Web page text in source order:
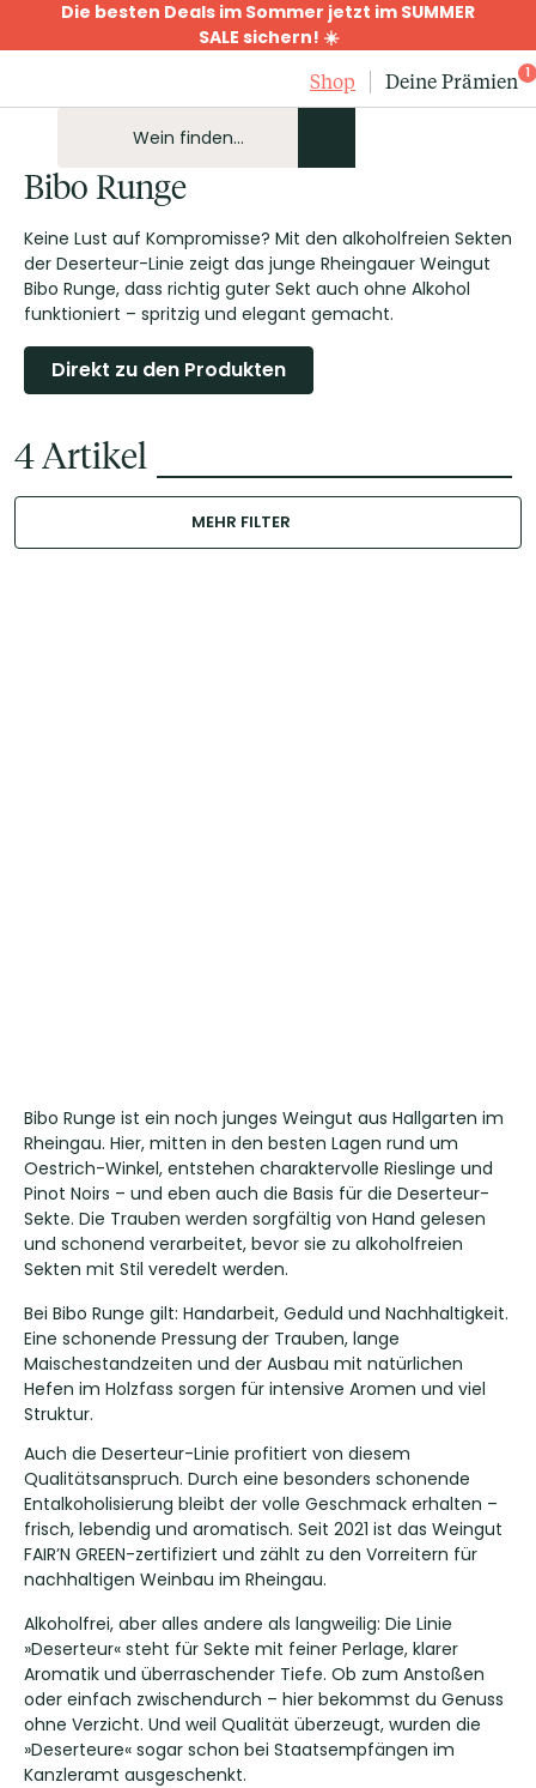
Die besten Deals im Sommer jetzt im SUMMER
SALE sichern! ☀️
Shop
Deine Prämien 1
Bibo Runge
Keine Lust auf Kompromisse? Mit den alkoholfreien Sekten
der Deserteur-Linie zeigt das junge Rheingauer Weingut
Bibo Runge, dass richtig guter Sekt auch ohne Alkohol
funktioniert – spritzig und elegant gemacht.
Direkt zu den Produkten
4Artikel
MEHR FILTER
Bibo Runge ist ein noch junges Weingut aus Hallgarten im
Rheingau. Hier, mitten in den besten Lagen rund um
Oestrich-Winkel, entstehen charaktervolle Rieslinge und
Pinot Noirs – und eben auch die Basis für die Deserteur-
Sekte. Die Trauben werden sorgfältig von Hand gelesen
und schonend verarbeitet, bevor sie zu alkoholfreien
Sekten mit Stil veredelt werden.
Bei Bibo Runge gilt: Handarbeit, Geduld und Nachhaltigkeit.
Eine schonende Pressung der Trauben, lange
Maischestandzeiten und der Ausbau mit natürlichen
Hefen im Holzfass sorgen für intensive Aromen und viel
Struktur.
Auch die Deserteur-Linie profitiert von diesem
Qualitätsanspruch. Durch eine besonders schonende
Entalkoholisierung bleibt der volle Geschmack erhalten –
frisch, lebendig und aromatisch. Seit 2021 ist das Weingut
FAIR’N GREEN-zertifiziert und zählt zu den Vorreitern für
nachhaltigen Weinbau im Rheingau.
Alkoholfrei, aber alles andere als langweilig: Die Linie
»Deserteur« steht für Sekte mit feiner Perlage, klarer
Aromatik und überraschender Tiefe. Ob zum Anstoßen
oder einfach zwischendurch – hier bekommst du Genuss
ohne Verzicht. Und weil Qualität überzeugt, wurden die
»Deserteure« sogar schon bei Staatsempfängen im
Kanzleramt ausgeschenkt.